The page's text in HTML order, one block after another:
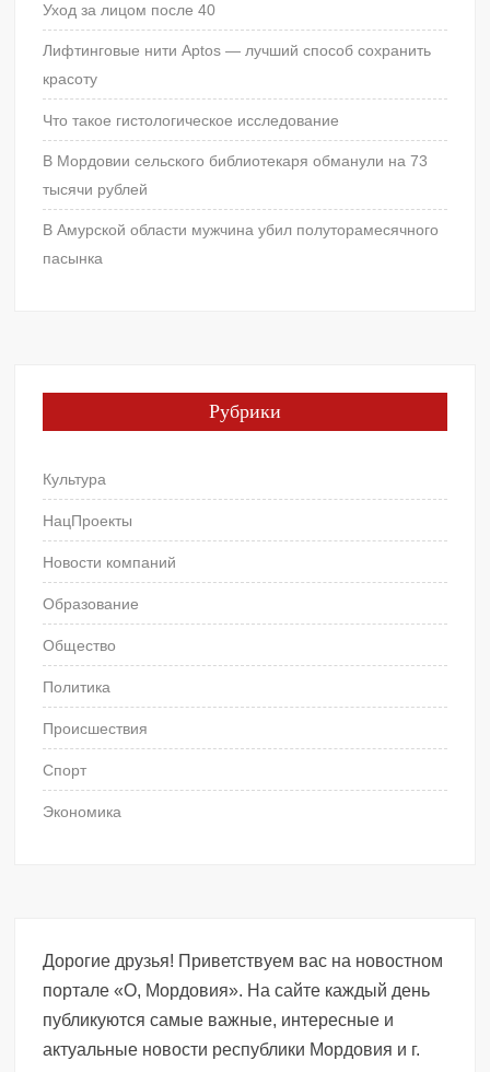
Уход за лицом после 40
Лифтинговые нити Aptos — лучший способ сохранить
красоту
Что такое гистологическое исследование
В Мордовии сельского библиотекаря обманули на 73
тысячи рублей
В Амурской области мужчина убил полуторамесячного
пасынка
Рубрики
Культура
НацПроекты
Новости компаний
Образование
Общество
Политика
Происшествия
Спорт
Экономика
Дорогие друзья! Приветствуем вас на новостном
портале «О, Мордовия». На сайте каждый день
публикуются самые важные, интересные и
актуальные новости республики Мордовия и г.